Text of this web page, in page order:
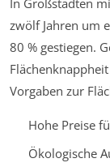
In Großstädten
zwölf Jahren um
80 % gestiegen.
Vorgaben zur
Hohe Preise
Ökologische